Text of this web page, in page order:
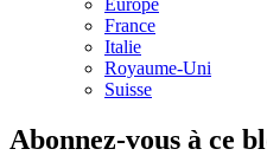
Europe
France
Italie
Royaume-Uni
Suisse
Abonnez-vous à ce